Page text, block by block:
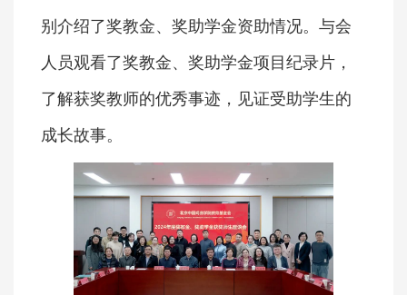
别介绍了奖教金、奖助学金资助情况。与会
人员观看了奖教金、奖助学金项目纪录片，
了解获奖教师的优秀事迹，见证受助学生的
成长故事。